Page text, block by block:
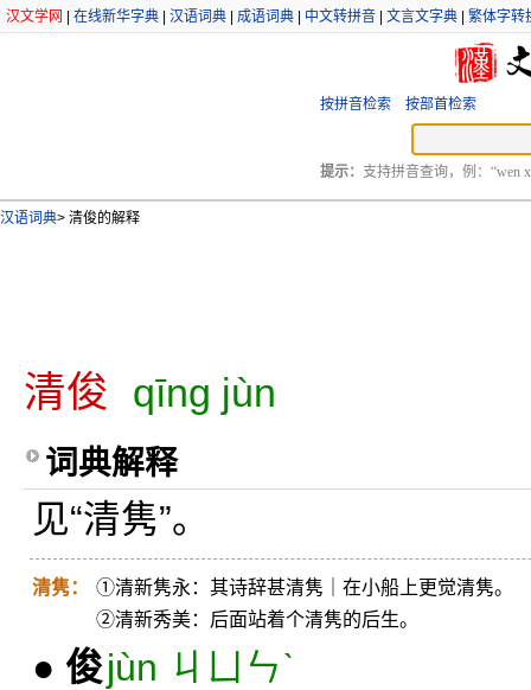
汉文学网 在线新华字典 汉语词典 成语词典 中文转拼音 文言文字典 繁体字转
按拼音检索 按部首检索
提示： 支持拼音查询，例：“wen
汉语词典> 清俊的解释
清俊 qīng jùn
词典解释
见“清隽”。
清隽：
①清新隽永：其诗辞甚清隽｜在小船上更觉清隽。
②清新秀美：后面站着个清隽的后生。
● 俊jùn ㄐㄩㄣˋ